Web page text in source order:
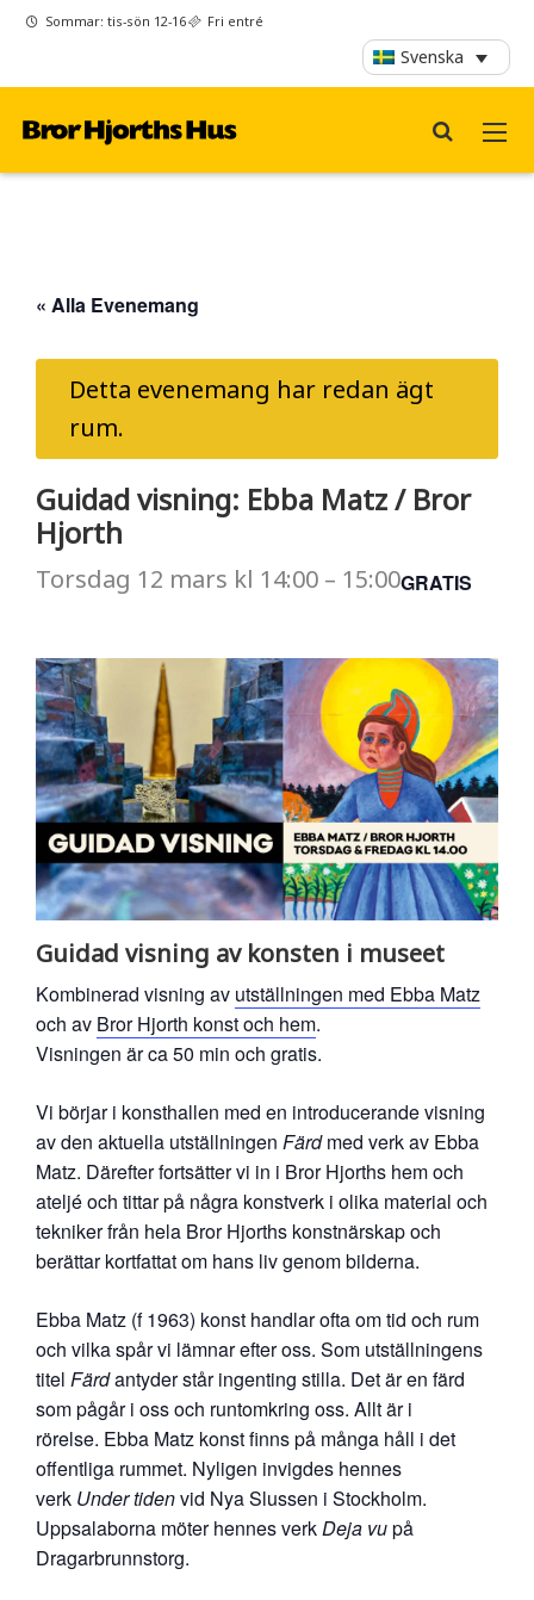
Sommar: tis-sön 12-16 Fri entré
Svenska
« Alla Evenemang
Detta evenemang har redan ägt
rum.
Guidad visning: Ebba Matz / Bror
Hjorth
Torsdag 12 mars kl 14:00 – 15:00GRATIS
Guidad visning av konsten i museet
Kombinerad visning av utställningen med Ebba Matz
och av Bror Hjorth konst och hem.
Visningen är ca 50 min och gratis.
Vi börjar i konsthallen med en introducerande visning
av den aktuella utställningen Färdmed verk av Ebba
Matz. Därefter fortsätter vi in i Bror Hjorths hem och
ateljé och tittar på några konstverk i olika material och
tekniker från hela Bror Hjorths konstnärskap och
berättar kortfattat om hans liv genom bilderna.
Ebba Matz (f 1963) konst handlar ofta om tid och rum
och vilka spår vi lämnar efter oss. Som utställningens
titel Färdantyder står ingenting stilla. Det är en färd
som pågår i oss och runtomkring oss. Allt är i
rörelse. Ebba Matz konst finns på många håll i det
offentliga rummet. Nyligen invigdes hennes
verk Under tidenvid Nya Slussen i Stockholm.
Uppsalaborna möter hennes verkDeja vupå
Dragarbrunnstorg.